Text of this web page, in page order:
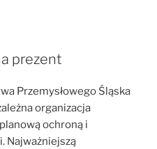
prezent
Przemysłowego Śląska
organizacja
ochroną i
Najważniejszą